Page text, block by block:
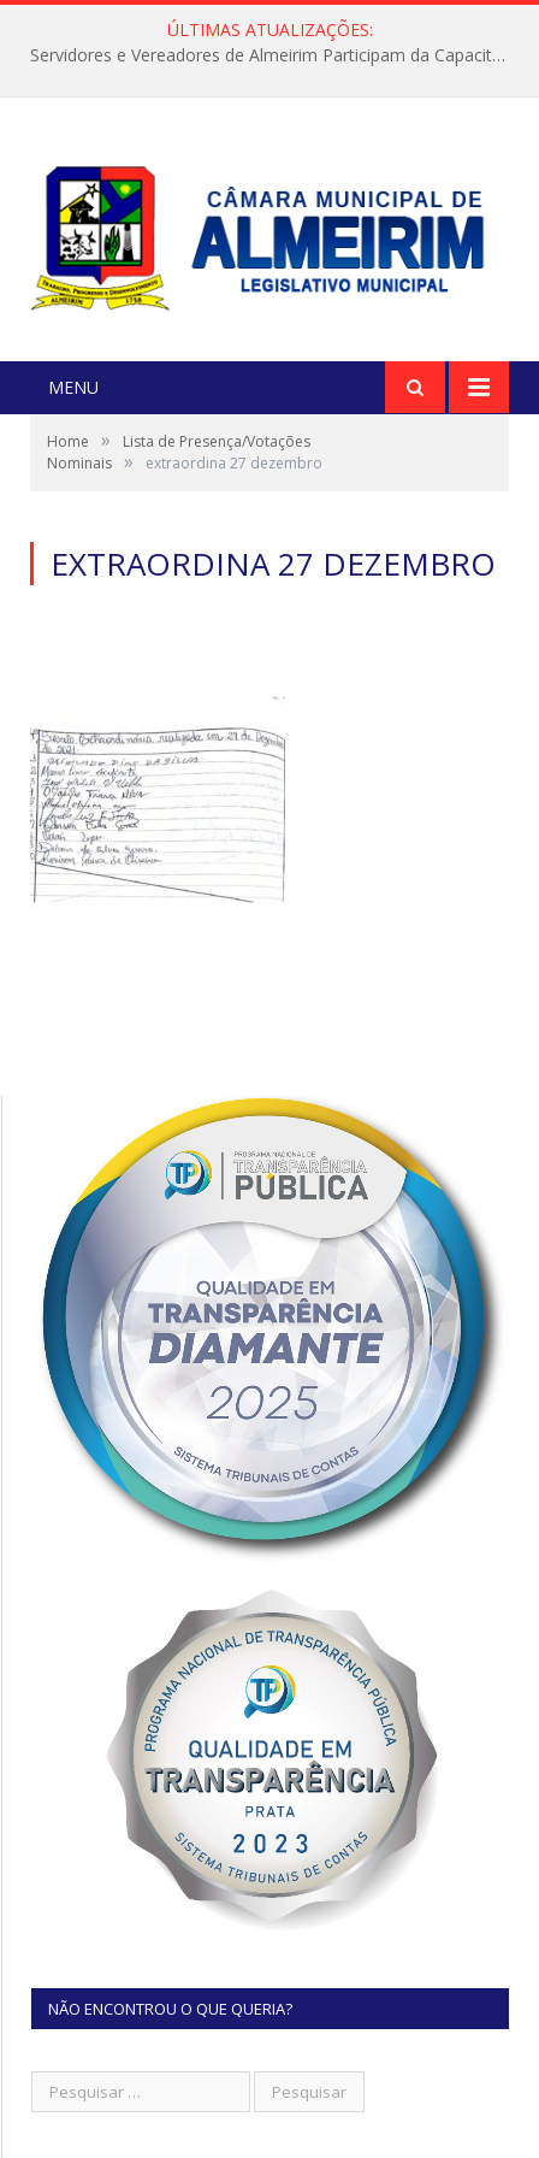
ÚLTIMAS ATUALIZAÇÕES:
Servidores e Vereadores de Almeirim Participam da Capacitação “Orientar é a Nossa Missão”
MENU
Home »
Lista de Presença/Votações
Nominais » extraordina 27 dezembro
EXTRAORDINA 27 DEZEMBRO
NÃO ENCONTROU O QUE QUERIA?